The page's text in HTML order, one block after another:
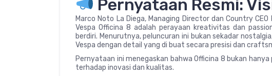
Pernyataan Resmi:
Marco Noto La Diega, Managing Director dan Country
Vespa Officina 8 adalah perayaan kreativitas dan
berdiri. Menurutnya, peluncuran ini bukan sekadar
Vespa dengan detail yang di buat secara presisi dan
Pernyataan ini menegaskan bahwa Officina 8 bukan
terhadap inovasi dan kualitas.